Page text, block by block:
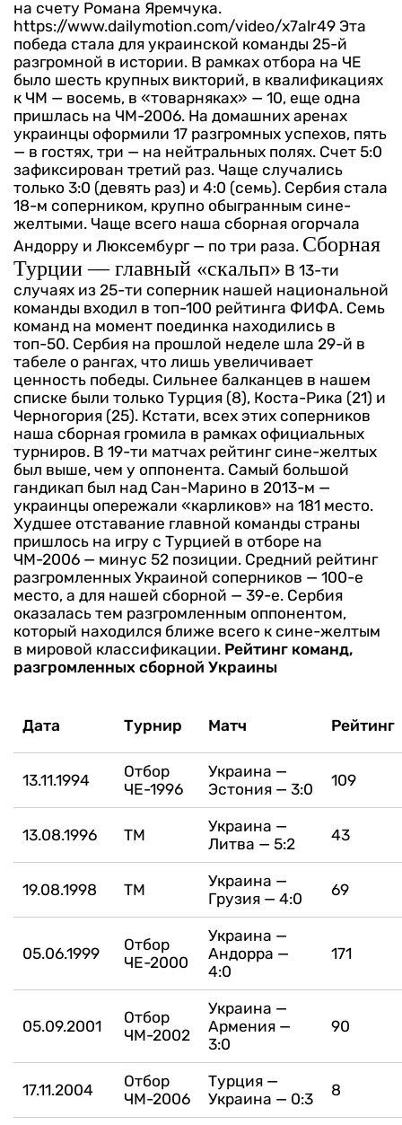
на счету Романа Яремчука.
https://www.dailymotion.com/video/x7alr49 Эта
победа стала для украинской команды 25-й
разгромной в истории. В рамках отбора на ЧЕ
было шесть крупных викторий, в квалификациях
к ЧМ — восемь, в «товарняках» — 10, еще одна
пришлась на ЧМ-2006. На домашних аренах
украинцы оформили 17 разгромных успехов, пять
— в гостях, три — на нейтральных полях. Счет 5:0
зафиксирован третий раз. Чаще случались
только 3:0 (девять раз) и 4:0 (семь). Сербия стала
18-м соперником, крупно обыгранным сине-
желтыми. Чаще всего наша сборная огорчала
Андорру и Люксембург — по три раза. Сборная
Турции — главный «скальп» В 13-ти
случаях из 25-ти соперник нашей национальной
команды входил в топ-100 рейтинга ФИФА. Семь
команд на момент поединка находились в
топ-50. Сербия на прошлой неделе шла 29-й в
табеле о рангах, что лишь увеличивает
ценность победы. Сильнее балканцев в нашем
списке были только Турция (8), Коста-Рика (21) и
Черногория (25). Кстати, всех этих соперников
наша сборная громила в рамках официальных
турниров. В 19-ти матчах рейтинг сине-желтых
был выше, чем у оппонента. Самый большой
гандикап был над Сан-Марино в 2013-м —
украинцы опережали «карликов» на 181 место.
Худшее отставание главной команды страны
пришлось на игру с Турцией в отборе на
ЧМ-2006 — минус 52 позиции. Средний рейтинг
разгромленных Украиной соперников — 100-е
место, а для нашей сборной — 39-е. Сербия
оказалась тем разгромленным оппонентом,
который находился ближе всего к сине-желтым
в мировой классификации. Рейтинг команд,
разгромленных сборной Украины
Дата Турнир Матч Рейтинг
13.11.1994
Отбор
ЧЕ-1996
Украина —
Эстония — 3:0
109
13.08.1996 ТМ
Украина —
Литва — 5:2
43
19.08.1998 ТМ
Украина —
Грузия — 4:0
69
05.06.1999
Отбор
ЧЕ-2000
Украина —
Андорра —
4:0
171
05.09.2001
Отбор
ЧМ-2002
Украина —
Армения —
3:0
90
17.11.2004
Отбор
ЧМ-2006
Турция —
Украина — 0:3
8